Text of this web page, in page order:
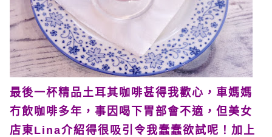
最後一杯精品土耳其咖啡甚得我歡心，車媽媽
冇飲咖啡多年，事因喝下胃部會不適，但美女
店東Lina介紹得很吸引令我蠢蠢欲試呢！加上